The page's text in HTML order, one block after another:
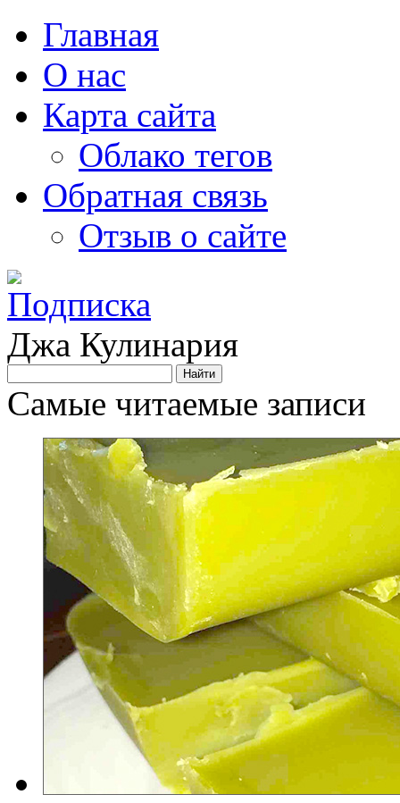
Главная
О нас
Карта сайта
Облако тегов
Обратная связь
Отзыв о сайте
Джа Кулинария
Самые читаемые записи